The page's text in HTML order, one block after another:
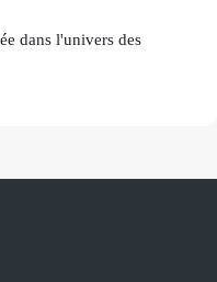
dans l'univers des